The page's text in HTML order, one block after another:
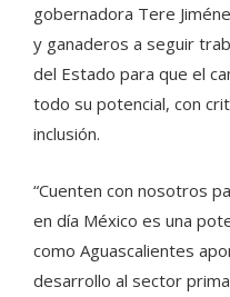
gobernadora Tere
y ganaderos a seguir
del Estado para que el
todo su potencial, con
inclusión.
“Cuenten con nosotros
en día México es una
como Aguascalientes
desarrollo al sector